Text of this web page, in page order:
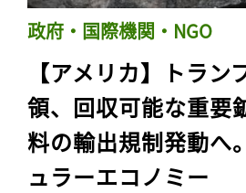
政府・国際機関・NGO
【アメリカ】トラン
領、回収可能な重要
料の輸出規制発動へ
ュラーエコノミー